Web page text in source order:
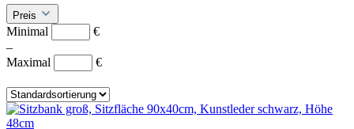
Preis
Minimal
€
–
Maximal
€